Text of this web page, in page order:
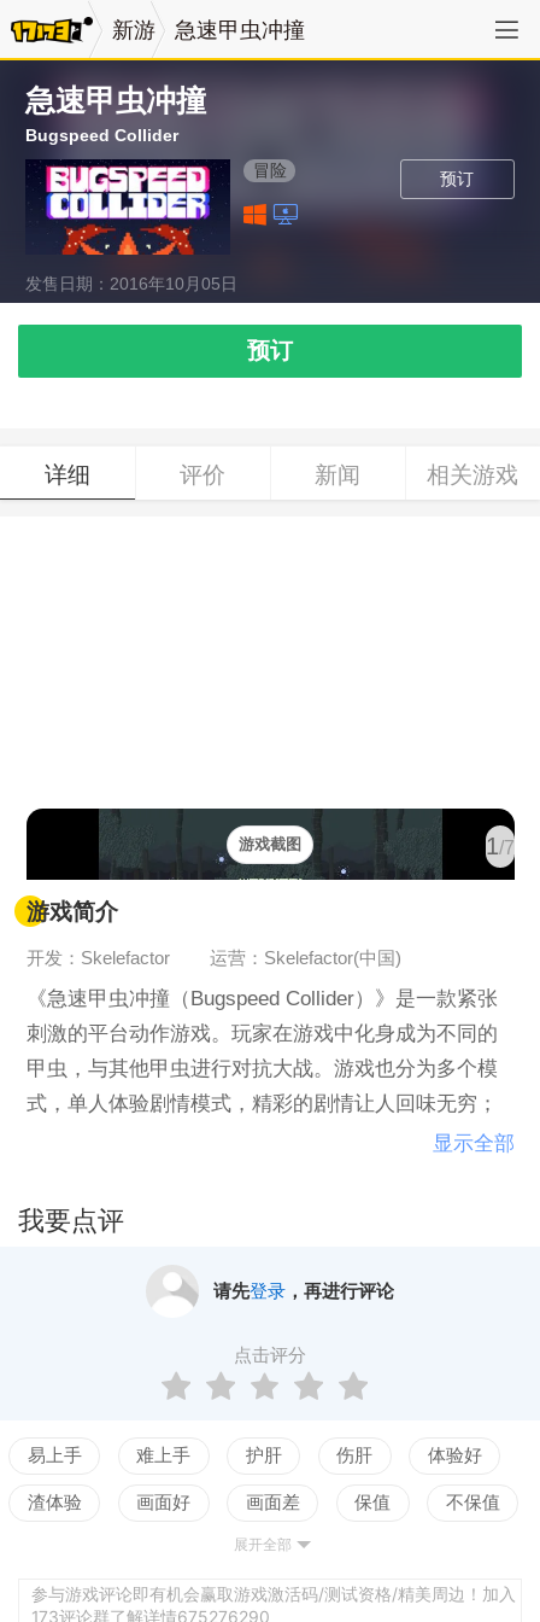
新游 急速甲虫冲撞
急速甲虫冲撞
Bugspeed Collider
预订
冒险
发售日期：2016年10月05日
预订
详细 评价 新闻 相关游戏
1/7
游戏截图
游戏简介
开发：Skelefactor 运营：Skelefactor(中国)
《急速甲虫冲撞（Bugspeed Collider）》是一款紧张
刺激的平台动作游戏。玩家在游戏中化身成为不同的
甲虫，与其他甲虫进行对抗大战。游戏也分为多个模
式，单人体验剧情模式，精彩的剧情让人回味无穷；
多人进行对抗模式，紧张刺激斗智斗勇，喜欢的玩家
显示全部
我要点评
请先登录，再进行评论
点击评分
易上手 难上手 护肝 伤肝 体验好
渣体验 画面好 画面差 保值 不保值
测试
展开全部
参与游戏评论即有机会赢取游戏激活码/测试资格/精美周边！加入
173评论群了解详情675276290